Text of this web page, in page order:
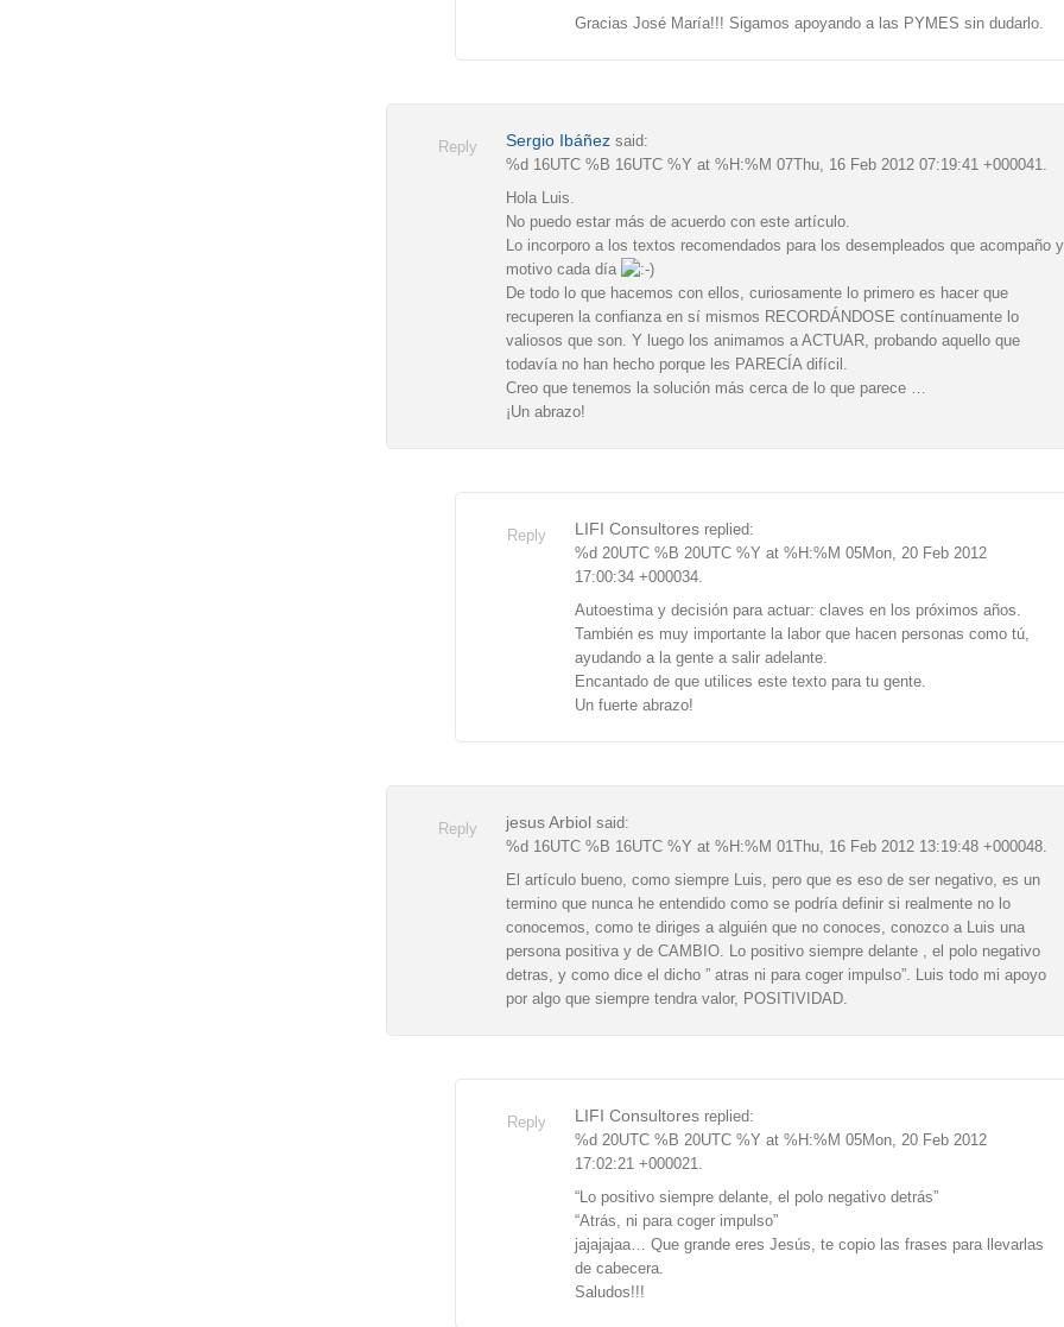
Gracias José María!!! Sigamos apoyando a las PYMES sin dudarlo.
Reply Sergio Ibáñez said:
%d 16UTC %B 16UTC %Y at %H:%M 07Thu, 16 Feb 2012 07:19:41 +000041.
Hola Luis.
No puedo estar más de acuerdo con este artículo.
Lo incorporo a los textos recomendados para los desempleados que acompaño y
motivo cada día
De todo lo que hacemos con ellos, curiosamente lo primero es hacer que
recuperen la confianza en sí mismos RECORDÁNDOSE contínuamente lo
valiosos que son. Y luego los animamos a ACTUAR, probando aquello que
todavía no han hecho porque les PARECÍA difícil.
Creo que tenemos la solución más cerca de lo que parece …
¡Un abrazo!
Reply LIFI Consultores replied:
%d 20UTC %B 20UTC %Y at %H:%M 05Mon, 20 Feb 2012
17:00:34 +000034.
Autoestima y decisión para actuar: claves en los próximos años.
También es muy importante la labor que hacen personas como tú,
ayudando a la gente a salir adelante.
Encantado de que utilices este texto para tu gente.
Un fuerte abrazo!
Reply jesus Arbiol said:
%d 16UTC %B 16UTC %Y at %H:%M 01Thu, 16 Feb 2012 13:19:48 +000048.
El artículo bueno, como siempre Luis, pero que es eso de ser negativo, es un
termino que nunca he entendido como se podría definir si realmente no lo
conocemos, como te diriges a alguién que no conoces, conozco a Luis una
persona positiva y de CAMBIO. Lo positivo siempre delante , el polo negativo
detras, y como dice el dicho ” atras ni para coger impulso”. Luis todo mi apoyo
por algo que siempre tendra valor, POSITIVIDAD.
Reply LIFI Consultores replied:
%d 20UTC %B 20UTC %Y at %H:%M 05Mon, 20 Feb 2012
17:02:21 +000021.
“Lo positivo siempre delante, el polo negativo detrás”
“Atrás, ni para coger impulso”
jajajajaa… Que grande eres Jesús, te copio las frases para llevarlas
de cabecera.
Saludos!!!